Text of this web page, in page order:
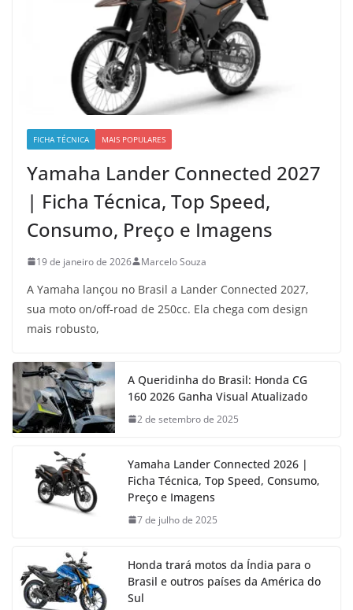
FICHA TÉCNICA MAIS POPULARES
Yamaha Lander Connected 2027
| Ficha Técnica, Top Speed,
Consumo, Preço e Imagens
19 de janeiro de 2026 Marcelo Souza
A Yamaha lançou no Brasil a Lander Connected 2027,
sua moto on/off-road de 250cc. Ela chega com design
mais robusto,
A Queridinha do Brasil: Honda CG
160 2026 Ganha Visual Atualizado
2 de setembro de 2025
Yamaha Lander Connected 2026 |
Ficha Técnica, Top Speed, Consumo,
Preço e Imagens
7 de julho de 2025
Honda trará motos da Índia para o
Brasil e outros países da América do
Sul